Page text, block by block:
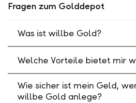
Fragen zum Golddepot
Was ist willbe Gold?
Welche Vorteile bietet mir
Wie sicher ist mein Geld,
willbe Gold anlege?